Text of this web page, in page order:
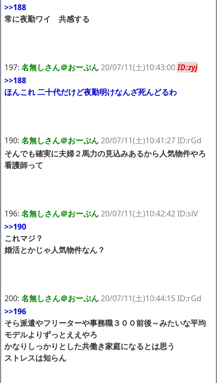
>>188
常に夜勤ワイ 共感する
197: 名無しさん＠おーぷん20/07/11(土)10:43:00ID:zyj
>>188
ほんこれ 二十代だけど夜勤明けなんざ死んどるわ
190: 名無しさん＠おーぷん20/07/11(土)10:41:27 ID:rGd
そんでも確実に夫婦２馬力の見込みあるから人気物件やろ
看護師って
196: 名無しさん＠おーぷん20/07/11(土)10:42:42 ID:siV
>>190
これマジ？
婚活とかじゃ人気物件なん？
200: 名無しさん＠おーぷん20/07/11(土)10:44:15 ID:rGd
>>196
そら派遣やフリーターや事務職３００前後～みたいな平均
モデルよりずっとええやろ
かなりしっかりとした共働き家庭になるとは思う
ストレスは知らん